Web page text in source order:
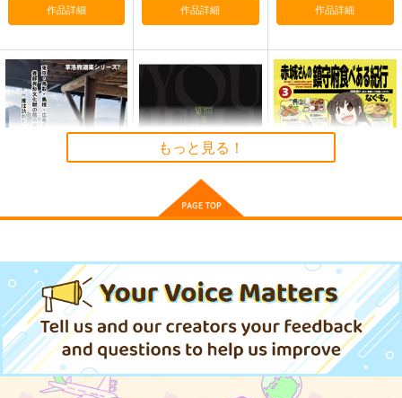
作品詳細 作品詳細 作品詳細
享洛食楽
1,210円（税込）
サンプル
作品詳細
e
Lun Lun Roo
1,572
オールキャラ
サンプル
ある紀行総集編3
なぐもカレー部
円（税込）
赤城
サンプル
もっと見る！